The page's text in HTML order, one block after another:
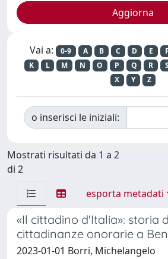
Vai a: 0-9 A B C D E F
K
L M N O P Q R S
X
Y Z
o inserisci le iniziali:
Mostrati risultati da 1 a 2
di 2
esporta metadati
«Il cittadino d'Italia»: storia
cittadinanze onorarie a
2023-01-01 Borri, Michelangelo